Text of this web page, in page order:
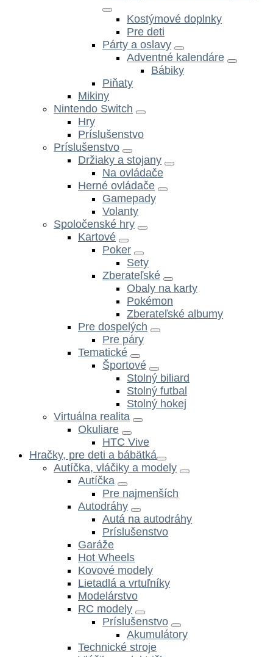
Kostýmové doplnky
Pre deti
Párty a oslavy
Adventné kalendáre
Bábiky
Piňaty
Mikiny
Nintendo Switch
Hry
Príslušenstvo
Príslušenstvo
Držiaky a stojany
Na ovládače
Herné ovládače
Gamepady
Volanty
Spoločenské hry
Kartové
Poker
Sety
Zberateľské
Obaly na karty
Pokémon
Zberateľské albumy
Pre dospelých
Pre páry
Tematické
Športové
Stolný biliard
Stolný futbal
Stolný hokej
Virtuálna realita
Okuliare
HTC Vive
Hračky, pre deti a bábätká
Autíčka, vláčiky a modely
Autíčka
Pre najmenších
Autodráhy
Autá na autodráhy
Príslušenstvo
Garáže
Hot Wheels
Kovové modely
Lietadlá a vrtuľníky
Modelárstvo
RC modely
Príslušenstvo
Akumulátory
Technické stroje